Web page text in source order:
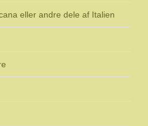
eller andre dele af Italien